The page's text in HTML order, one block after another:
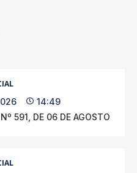
14:49
591, DE 06 DE AGOSTO